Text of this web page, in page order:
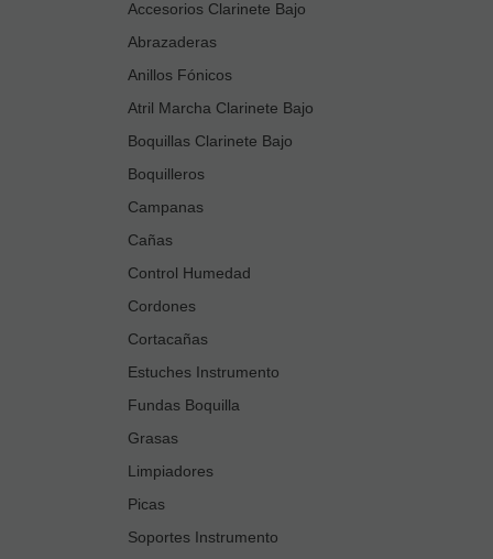
Accesorios Clarinete Bajo
Abrazaderas
Anillos Fónicos
Atril Marcha Clarinete Bajo
Boquillas Clarinete Bajo
Boquilleros
Campanas
Cañas
Control Humedad
Cordones
Cortacañas
Estuches Instrumento
Fundas Boquilla
Grasas
Limpiadores
Picas
Soportes Instrumento